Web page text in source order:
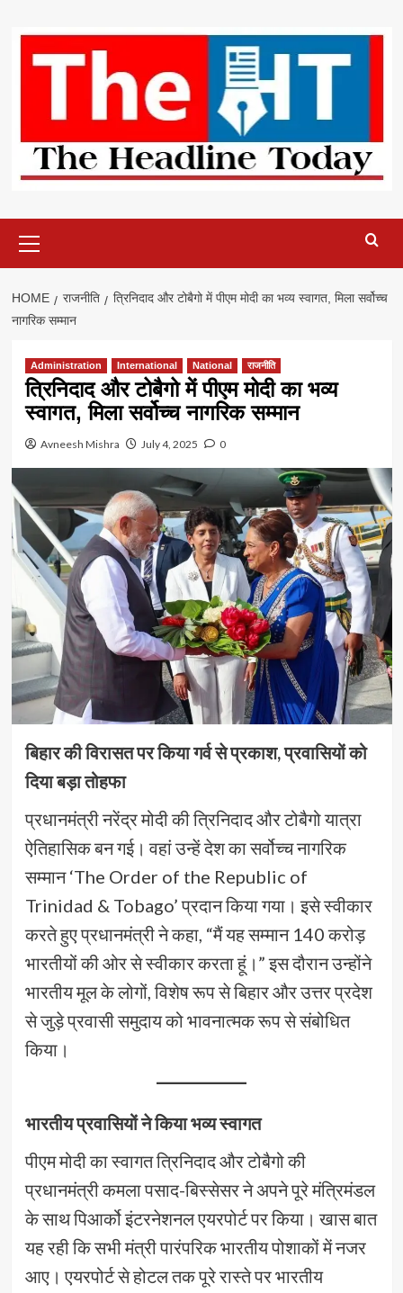
content
Menu
HOME राजनीति
त्रिनिदाद और टोबैगो में पीएम मोदी का भव्य स्वागत, मिला सर्वोच्च
नागरिक सम्मान
Administration International National राजनीति
त्रिनिदाद और टोबैगो में पीएम मोदी का भव्य
स्वागत, मिला सर्वोच्च नागरिक सम्मान
Avneesh Mishra July 4, 2025 0
बिहार की विरासत पर किया गर्व से प्रकाश, प्रवासियों को
दिया बड़ा तोहफा
प्रधानमंत्री नरेंद्र मोदी की त्रिनिदाद और टोबैगो यात्रा
ऐतिहासिक बन गई। वहां उन्हें देश का सर्वोच्च नागरिक
सम्मान ‘The Order of the Republic of
Trinidad & Tobago’ प्रदान किया गया। इसे स्वीकार
करते हुए प्रधानमंत्री ने कहा, “मैं यह सम्मान 140 करोड़
भारतीयों की ओर से स्वीकार करता हूं।” इस दौरान उन्होंने
भारतीय मूल के लोगों, विशेष रूप से बिहार और उत्तर प्रदेश
से जुड़े प्रवासी समुदाय को भावनात्मक रूप से संबोधित
किया।
भारतीय प्रवासियों ने किया भव्य स्वागत
पीएम मोदी का स्वागत त्रिनिदाद और टोबैगो की
प्रधानमंत्री कमला पसाद-बिस्सेसर ने अपने पूरे मंत्रिमंडल
के साथ पिआर्को इंटरनेशनल एयरपोर्ट पर किया। खास बात
यह रही कि सभी मंत्री पारंपरिक भारतीय पोशाकों में नजर
आए। एयरपोर्ट से होटल तक पूरे रास्ते पर भारतीय